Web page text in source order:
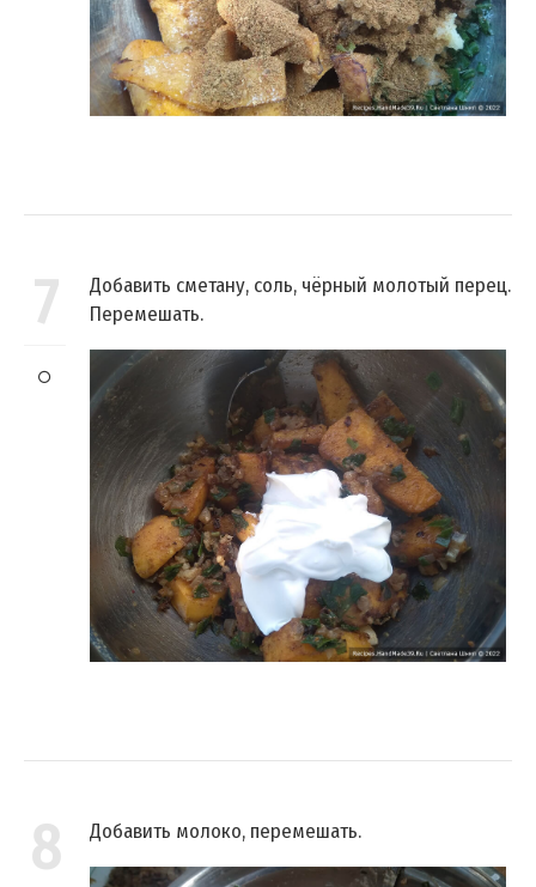
7
Добавить сметану, соль, чёрный молотый перец.
Перемешать.
8 Добавить молоко, перемешать.